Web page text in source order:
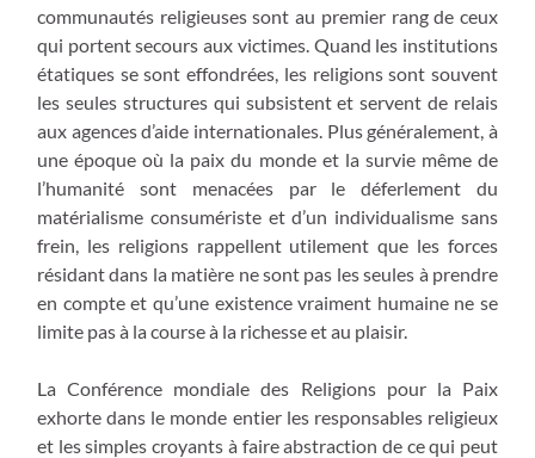
communautés religieuses sont au premier rang de ceux
qui portent secours aux victimes. Quand les institutions
étatiques se sont effondrées, les religions sont souvent
les seules structures qui subsistent et servent de relais
aux agences d’aide internationales. Plus généralement, à
une époque où la paix du monde et la survie même de
l’humanité sont menacées par le déferlement du
matérialisme consumériste et d’un individualisme sans
frein, les religions rappellent utilement que les forces
résidant dans la matière ne sont pas les seules à prendre
en compte et qu’une existence vraiment humaine ne se
limite pas à la course à la richesse et au plaisir.
La Conférence mondiale des Religions pour la Paix
exhorte dans le monde entier les responsables religieux
et les simples croyants à faire abstraction de ce qui peut